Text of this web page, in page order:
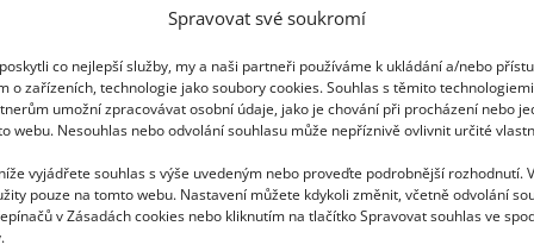
Spravovat své soukromí
co nejlepší služby, my a naši partneři používáme k ukládání a/nebo
o zařízeních, technologie jako soubory cookies. Souhlas s těmito
umožní zpracovávat osobní údaje, jako je chování při procházení nebo
webu. Nesouhlas nebo odvolání souhlasu může nepříznivě ovlivnit určité
vyjádřete souhlas s výše uvedeným nebo proveďte podrobnější rozhodnutí.
pouze na tomto webu. Nastavení můžete kdykoli změnit, včetně odvolání
v Zásadách cookies nebo kliknutím na tlačítko Spravovat souhlas ve
Zvlášť pokud jde po otevření hlavních dveří vidět
pokud máte skutečně maličkou předsíň.
osvědčeným domácím postupům
vyčistíte své boty
Rady a tipy